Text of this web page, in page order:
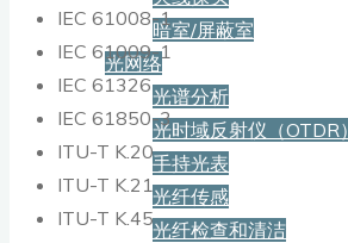
暗室/屏蔽室
光网络
光谱分析
光时域反射仪（OTDR）
手持光表
光纤传感
光纤检查和清洁
IEC 61008-1
IEC 61009-1
IEC 61326
IEC 61850-3
ITU-T K.20
ITU-T K.21
ITU-T K.45